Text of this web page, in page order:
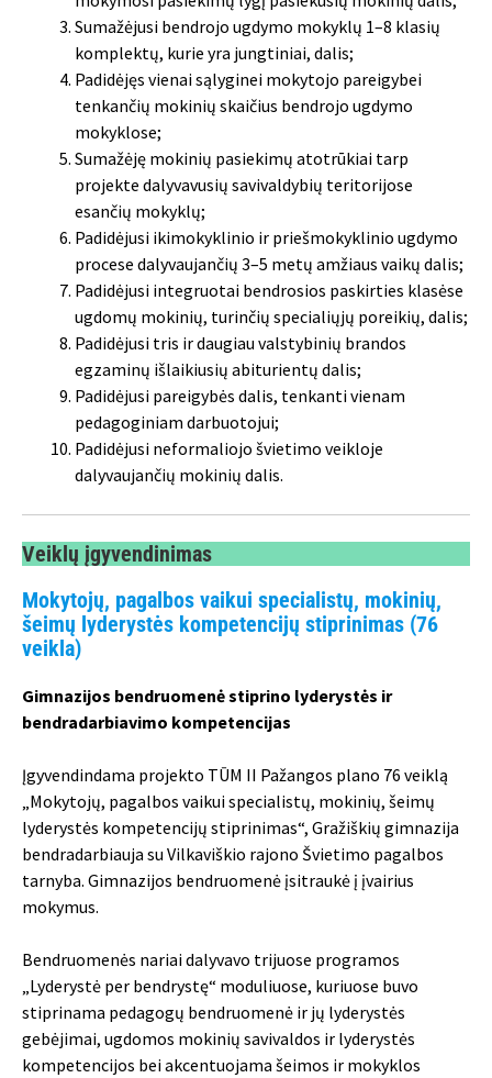
Sumažėjusi bendrojo ugdymo mokyklų 1–8 klasių
komplektų, kurie yra jungtiniai, dalis;
Padidėjęs vienai sąlyginei mokytojo pareigybei
tenkančių mokinių skaičius bendrojo ugdymo
mokyklose;
Sumažėję mokinių pasiekimų atotrūkiai tarp
projekte dalyvavusių savivaldybių teritorijose
esančių mokyklų;
Padidėjusi ikimokyklinio ir priešmokyklinio ugdymo
procese dalyvaujančių 3–5 metų amžiaus vaikų dalis;
Padidėjusi integruotai bendrosios paskirties klasėse
ugdomų mokinių, turinčių specialiųjų poreikių, dalis;
Padidėjusi tris ir daugiau valstybinių brandos
egzaminų išlaikiusių abiturientų dalis;
Padidėjusi pareigybės dalis, tenkanti vienam
pedagoginiam darbuotojui;
Padidėjusi neformaliojo švietimo veikloje
dalyvaujančių mokinių dalis.
Veiklų įgyvendinimas
Mokytojų, pagalbos vaikui specialistų, mokinių,
šeimų lyderystės kompetencijų stiprinimas (76
veikla)
Gimnazijos bendruomenė stiprino lyderystės ir
bendradarbiavimo kompetencijas
Įgyvendindama projekto TŪM II Pažangos plano 76 veiklą
„Mokytojų, pagalbos vaikui specialistų, mokinių, šeimų
lyderystės kompetencijų stiprinimas“, Gražiškių gimnazija
bendradarbiauja su Vilkaviškio rajono Švietimo pagalbos
tarnyba. Gimnazijos bendruomenė įsitraukė į įvairius
mokymus.
Bendruomenės nariai dalyvavo trijuose programos
„Lyderystė per bendrystę“ moduliuose, kuriuose buvo
stiprinama pedagogų bendruomenė ir jų lyderystės
gebėjimai, ugdomos mokinių savivaldos ir lyderystės
kompetencijos bei akcentuojama šeimos ir mokyklos